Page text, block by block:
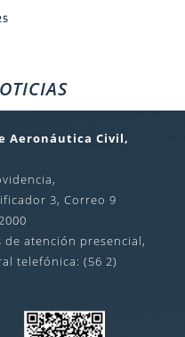
Aeronáutica Civil,
3, Correo 9
atención presencial,
telefónica: (56 2)